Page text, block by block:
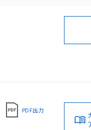
PDF出力